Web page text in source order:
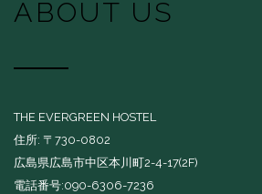
ABOUT US
THE EVERGREEN HOSTEL
住所: 〒730-0802
広島県広島市中区本川町2-4-17(2F)
電話番号:090-6306-7236